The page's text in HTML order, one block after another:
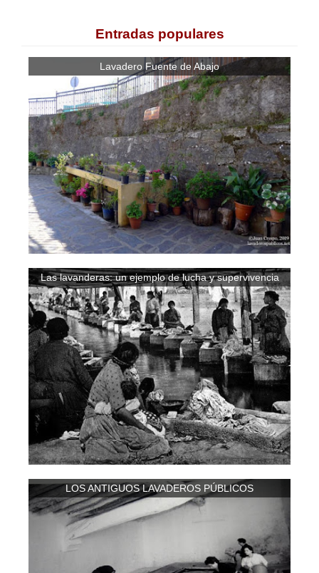
Entradas populares
Lavadero Fuente de Abajo
Las lavanderas: un ejemplo de lucha y supervivencia
LOS ANTIGUOS LAVADEROS PÚBLICOS